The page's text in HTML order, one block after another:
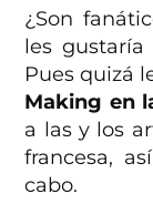
¿Son
les gustaría
Pues quizá
Making en
a las y los
francesa,
cabo.